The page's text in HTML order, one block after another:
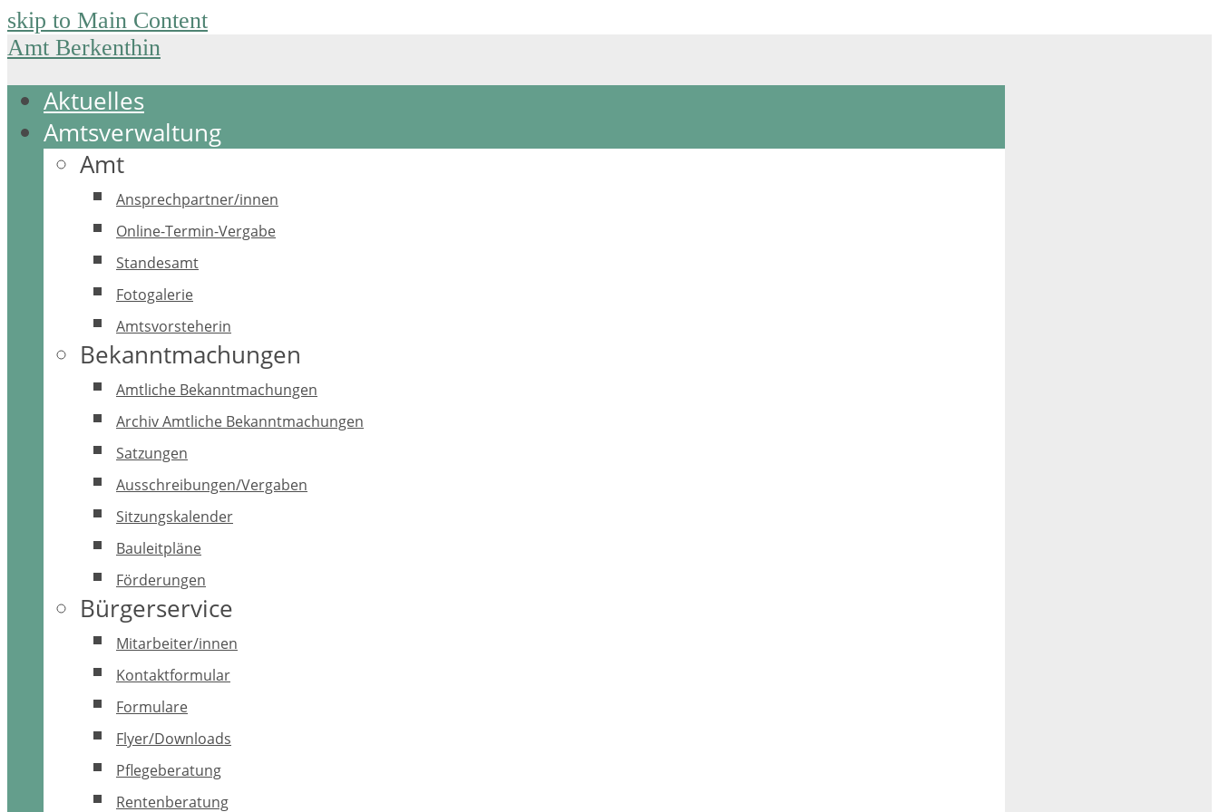
skip to Main Content
Amt Berkenthin
Aktuelles
Amtsverwaltung
Amt
Ansprechpartner/innen
Online-Termin-Vergabe
Standesamt
Fotogalerie
Amtsvorsteherin
Bekanntmachungen
Amtliche Bekanntmachungen
Archiv Amtliche Bekanntmachungen
Satzungen
Ausschreibungen/Vergaben
Sitzungskalender
Bauleitpläne
Förderungen
Bürgerservice
Mitarbeiter/innen
Kontaktformular
Formulare
Flyer/Downloads
Pflegeberatung
Rentenberatung